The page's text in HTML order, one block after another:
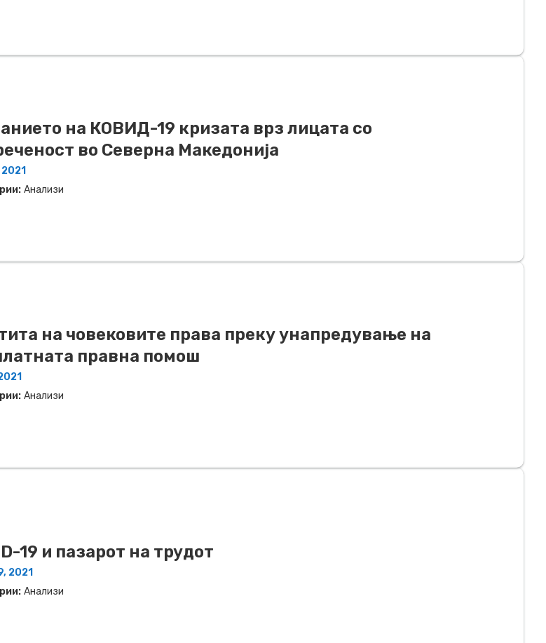
на КОВИД-19 кризата врз лицата со
во Северна Македонија
2021
Анализи
на човековите права преку унапредување на
правна помош
Анализи
19 и пазарот на трудот
2021
Анализи